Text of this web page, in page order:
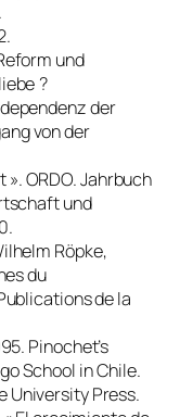
und
?
der
von der
».ORDO. Jahrbuch
und
Röpke,
du
de la
Pinochet’s
School in Chile.
University Press.